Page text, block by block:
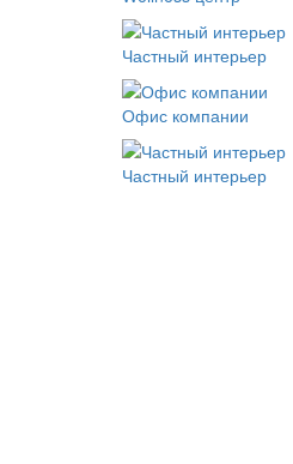
Частный интерьер
Офис компании
Частный интерьер